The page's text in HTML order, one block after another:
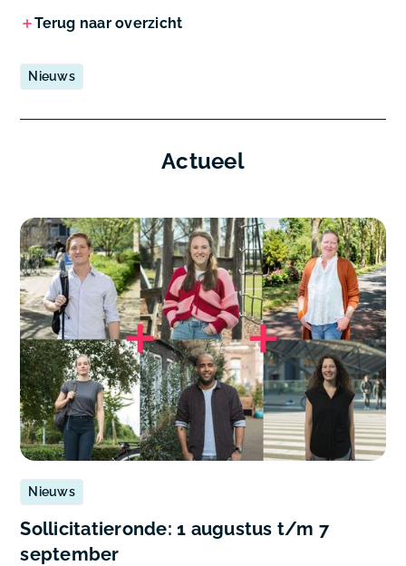
Terug naar overzicht
Nieuws
Actueel
Nieuws
Sollicitatieronde: 1 augustus t/m 7
september